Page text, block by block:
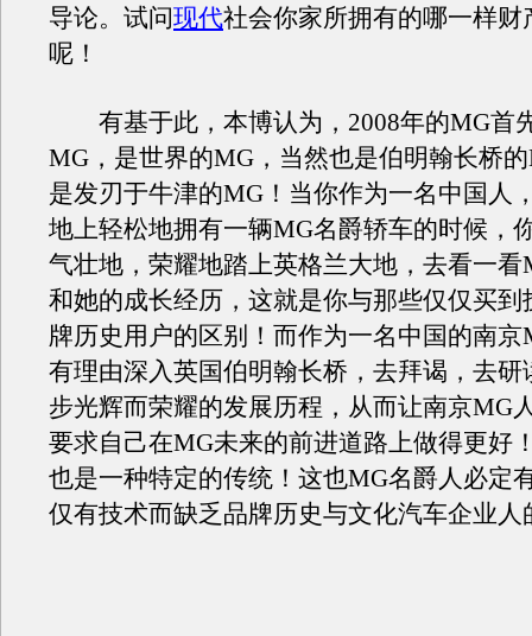
导论。试问现代社会你家所拥有的哪一样财
呢！
有基于此，本博认为，2008年的MG首
MG，是世界的MG，当然也是伯明翰长桥
是发刃于牛津的MG！当你作为一名中国人
地上轻松地拥有一辆MG名爵轿车的时候，
气壮地，荣耀地踏上英格兰大地，去看一看
和她的成长经历，这就是你与那些仅仅买到
牌历史用户的区别！而作为一名中国的南京
有理由深入英国伯明翰长桥，去拜谒，去研
步光辉而荣耀的发展历程，从而让南京MG
要求自己在MG未来的前进道路上做得更好
也是一种特定的传统！这也MG名爵人必定
仅有技术而缺乏品牌历史与文化汽车企业人